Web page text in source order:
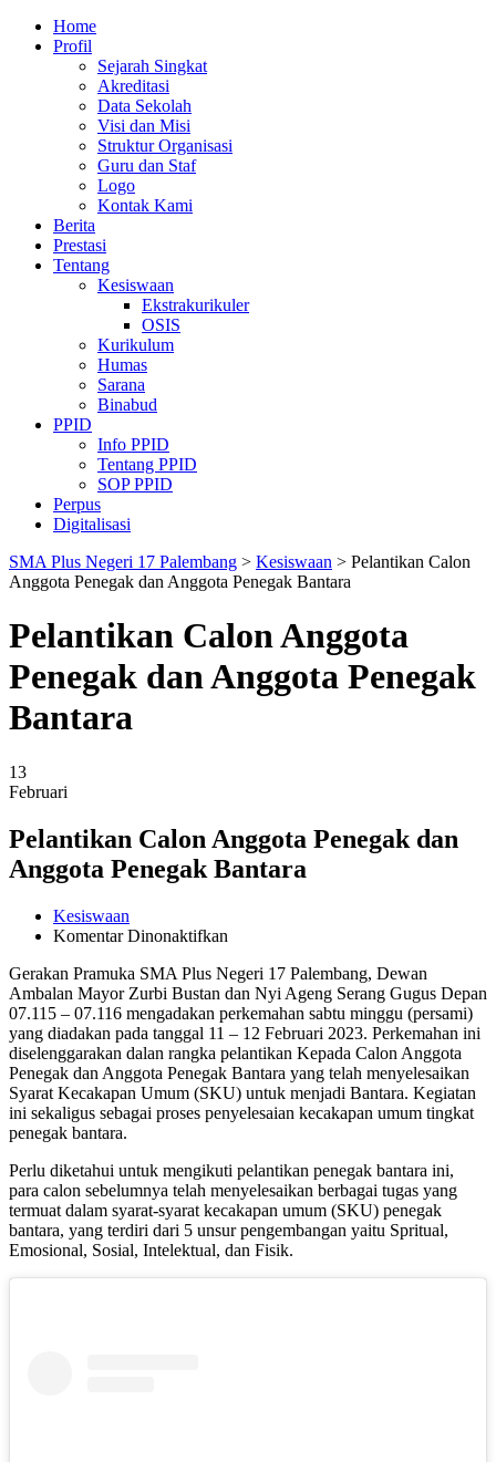
Home
Profil
Sejarah Singkat
Akreditasi
Data Sekolah
Visi dan Misi
Struktur Organisasi
Guru dan Staf
Logo
Kontak Kami
Berita
Prestasi
Tentang
Kesiswaan
Ekstrakurikuler
OSIS
Kurikulum
Humas
Sarana
Binabud
PPID
Info PPID
Tentang PPID
SOP PPID
Perpus
Digitalisasi
SMA Plus Negeri 17 Palembang > Kesiswaan > Pelantikan Calon
Anggota Penegak dan Anggota Penegak Bantara
Pelantikan Calon Anggota
Penegak dan Anggota Penegak
Bantara
13
Februari
Pelantikan Calon Anggota Penegak dan
Anggota Penegak Bantara
Kesiswaan
Komentar Dinonaktifkan
Calon
Anggota
Penegak
dan
Anggota
Penegak
Bantara
Gerakan Pramuka SMA Plus Negeri 17 Palembang, Dewan
Ambalan Mayor Zurbi Bustan dan Nyi Ageng Serang Gugus Depan
07.115 – 07.116 mengadakan perkemahan sabtu minggu (persami)
yang diadakan pada tanggal 11 – 12 Februari 2023. Perkemahan ini
diselenggarakan dalan rangka pelantikan Kepada Calon Anggota
Penegak dan Anggota Penegak Bantara yang telah menyelesaikan
Syarat Kecakapan Umum (SKU) untuk menjadi Bantara. Kegiatan
ini sekaligus sebagai proses penyelesaian kecakapan umum tingkat
penegak bantara.
Perlu diketahui untuk mengikuti pelantikan penegak bantara ini,
para calon sebelumnya telah menyelesaikan berbagai tugas yang
termuat dalam syarat-syarat kecakapan umum (SKU) penegak
bantara, yang terdiri dari 5 unsur pengembangan yaitu Spritual,
Emosional, Sosial, Intelektual, dan Fisik.